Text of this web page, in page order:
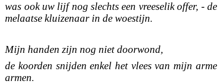
was ook uw lijf nog slechts een vreeselik offer, - de
melaatse kluizenaar in de woestijn.
Mijn handen zijn nog niet doorwond,
de koorden snijden enkel het vlees van mijn arme
armen.